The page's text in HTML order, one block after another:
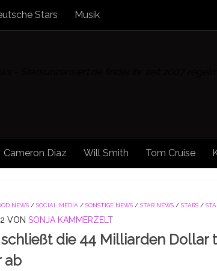
Stars Musik
Cameron Diaz Will Smith Tom Cruise
NEWS / SOCIAL MEDIA / SONSTIGE NEWS / STAR NEWS / STARS /
VON SONJA KAMMERZELT
die 44 Milliarden Dollar
ab